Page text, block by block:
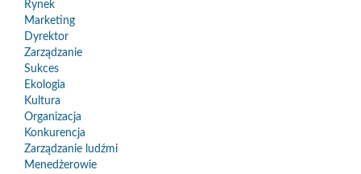
Rynek
Marketing
Dyrektor
Zarządzanie
Sukces
Ekologia
Kultura
Organizacja
Konkurencja
Zarządzanie ludźmi
Menedżerowie